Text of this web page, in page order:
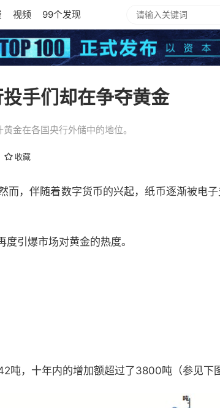
视频 99个发现
手们却在争夺黄金
金在各国央行外储中的地位。
收藏
而，伴随着数字货币的兴起，纸币逐渐被电
引爆市场对黄金的热度。
，十年内的增加额超过了3800吨（参见下